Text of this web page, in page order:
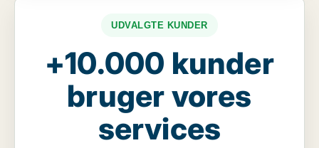
UDVALGTE KUNDER
+10.000 kunder
bruger vores
services